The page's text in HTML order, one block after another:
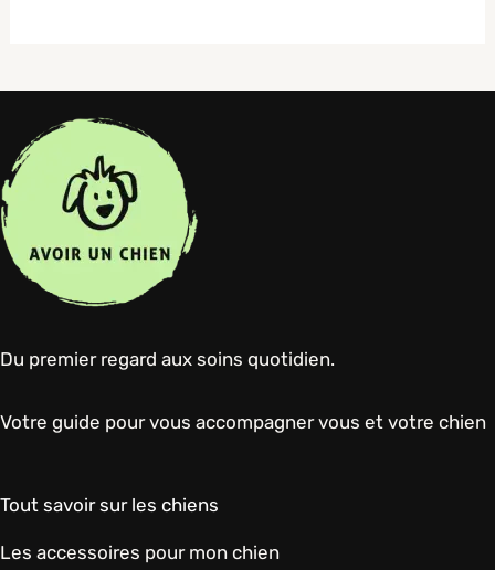
Du premier regard aux soins quotidien.
Votre guide pour vous accompagner vous et votre chien
Tout savoir sur les chiens
Les accessoires pour mon chien